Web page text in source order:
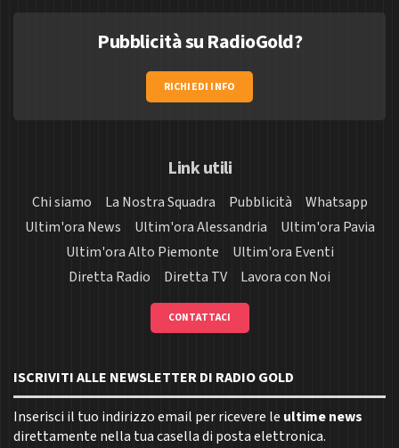
Pubblicità su RadioGold?
RICHIEDI INFO
Link utili
Chi siamo La Nostra Squadra Pubblicità
Whatsapp
Ultim'ora News
Ultim'ora Alessandria
Ultim'ora Pavia
Ultim'ora Alto Piemonte
Ultim'ora Eventi
Diretta Radio
Diretta TV Lavora con Noi
CONTATTACI
ISCRIVITI ALLE NEWSLETTER DI RADIO GOLD
Inserisci il tuo indirizzo email per ricevere le ultime news
direttamente nella tua casella di posta elettronica.